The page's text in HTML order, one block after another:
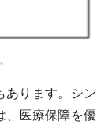
あります。シン
、医療保障を優